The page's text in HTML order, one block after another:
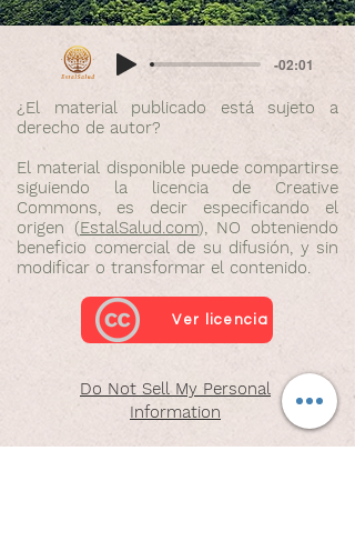
-02:01
¿El material publicado está sujeto a
derecho de autor?
El material disponible puede compartirse
siguiendo la licencia de Creative
Commons, es decir especificando el
origen (EstalSalud.com), NO obteniendo
beneficio comercial de su difusión, y sin
modificar o transformar el contenido.
Ver licencia
Do Not Sell My Personal
Information